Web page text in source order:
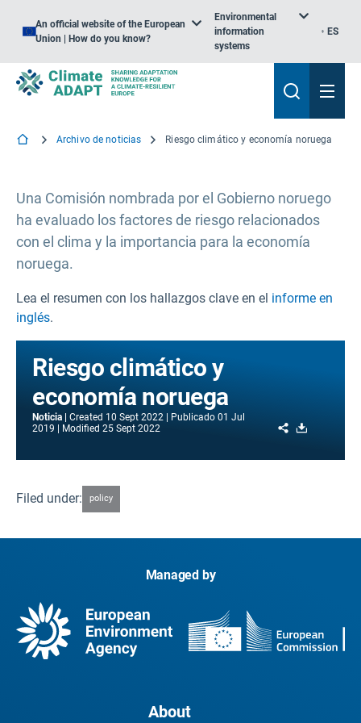
An official website of the European
Union | How do you know?
Environmental
information
systems
ES
Archivo de noticias Riesgo climático y economía noruega
Una Comisión nombrada por el Gobierno noruego
ha evaluado los factores de riesgo relacionados
con el clima y la importancia para la economía
noruega.
Lea el resumen con los hallazgos clave en el informe en
inglés.
Riesgo climático y
economía noruega
Noticia Created 10 Sept 2022 Publicado 01 Jul
2019
Modified 25 Sept 2022 Share
Filed under: policy
Managed by
About